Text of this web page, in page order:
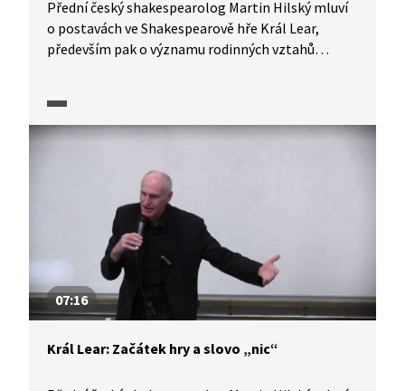
Přední český shakespearolog Martin Hilský mluví
o postavách ve Shakespearově hře Král Lear,
především pak o významu rodinných vztahů
07:16
Král Lear: Začátek hry a slovo „nic“